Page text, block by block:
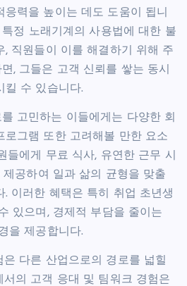
력을 높이는 데도 도움이 됩니
정 노래기계의 사용법에 대한 불
, 직원들이 이를 해결하기 위해 주
, 그들은 고객 신뢰를 쌓는 동시
킬 수 있습니다.
고민하는 이들에게는 다양한 회
로그램 또한 고려해볼 만한 요소
들에게 무료 식사, 유연한 근무 시
공하여 일과 삶의 균형을 맞출
. 이러한 혜택은 특히 취업 초년생
있으며, 경제적 부담을 줄이는
을 제공합니다.
은 다른 산업으로의 경로를 넓힐
서의 고객 응대 및 팀워크 경험은